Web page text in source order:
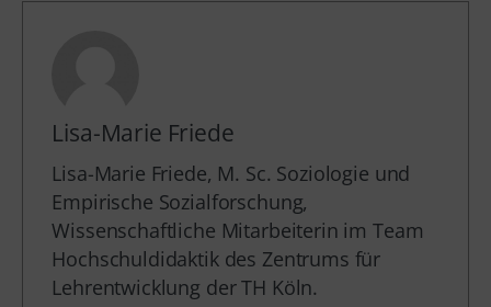
Lisa-Marie Friede
Lisa-Marie Friede, M. Sc. Soziologie und
Empirische Sozialforschung,
Wissenschaftliche Mitarbeiterin im Team
Hochschuldidaktik des Zentrums für
Lehrentwicklung der TH Köln.